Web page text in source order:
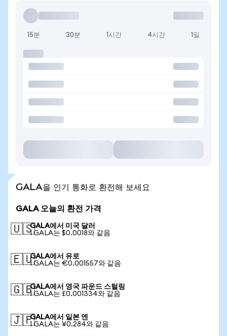
15분 30분 1시간 4시간 1일
GALA을 인기 통화로 환전해 보세요
GALA 오늘의 환전 가격
🇺🇸GALA에서 미국 달러
1 GALA는 $0.0018와 같음
🇪🇺GALA에서 유로
1 GALA는 €0.001557와 같음
🇬🇧GALA에서 영국 파운드 스털링
1 GALA는 £0.001334와 같음
🇯🇵GALA에서 일본 엔
1 GALA는 ¥0.284와 같음